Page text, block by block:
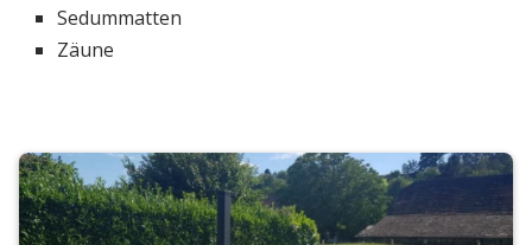
Sedummatten
Zäune